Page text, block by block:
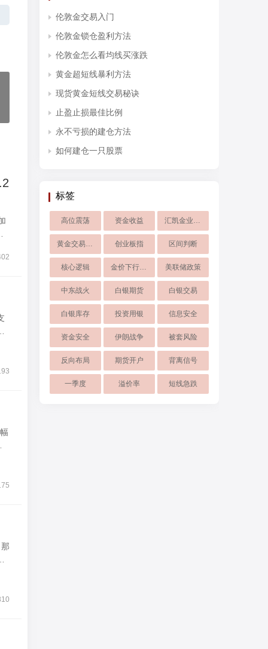
伦敦金交易入门
伦敦金锁仓盈利方法
伦敦金怎么看均线买涨跌
黄金超短线暴利方法
现货黄金短线交易秘诀
止盈止损最佳比例
永不亏损的建仓方法
如何建仓一只股票
标签
高位震荡 资金收益 汇凯金业App
黄金交易平台 创业板指 区间判断
核心逻辑 金价下行风险 美联储政策
中东战火 白银期货 白银交易
白银库存 投资用银 信息安全
资金安全 伊朗战争 被套风险
反向布局 期货开户 背离信号
一季度 溢价率 短线急跌